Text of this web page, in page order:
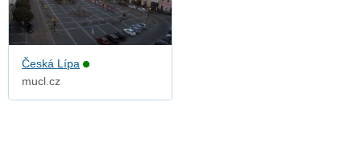
Česká Lípa
mucl.cz